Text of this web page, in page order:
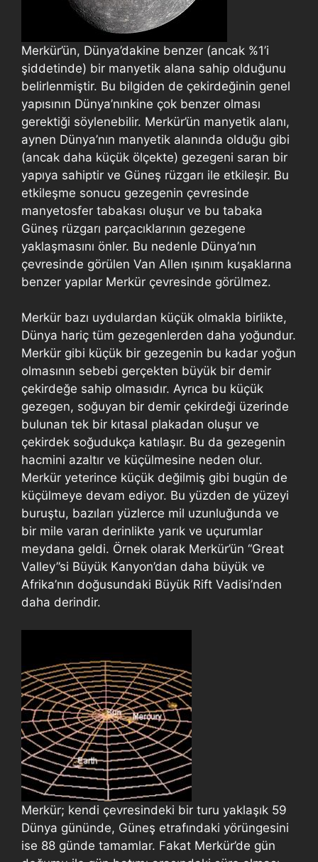
Merkür’ün, Dünya’dakine benzer (ancak %1’i
şiddetinde) bir manyetik alana sahip olduğunu
belirlenmiştir. Bu bilgiden de çekirdeğinin genel
yapısının Dünya’nınkine çok benzer olması
gerektiği söylenebilir. Merkür’ün manyetik alanı,
aynen Dünya’nın manyetik alanında olduğu gibi
(ancak daha küçük ölçekte) gezegeni saran bir
yapıya sahiptir ve Güneş rüzgarı ile etkileşir. Bu
etkileşme sonucu gezegenin çevresinde
manyetosfer tabakası oluşur ve bu tabaka
Güneş rüzgarı parçacıklarının gezegene
yaklaşmasını önler. Bu nedenle Dünya’nın
çevresinde görülen Van Allen ışınım kuşaklarına
benzer yapılar Merkür çevresinde görülmez.
Merkür bazı uydulardan küçük olmakla birlikte,
Dünya hariç tüm gezegenlerden daha yoğundur.
Merkür gibi küçük bir gezegenin bu kadar yoğun
olmasının sebebi gerçekten büyük bir demir
çekirdeğe sahip olmasıdır. Ayrıca bu küçük
gezegen, soğuyan bir demir çekirdeği üzerinde
bulunan tek bir kıtasal plakadan oluşur ve
çekirdek soğudukça katılaşır. Bu da gezegenin
hacmini azaltır ve küçülmesine neden olur.
Merkür yeterince küçük değilmiş gibi bugün de
küçülmeye devam ediyor. Bu yüzden de yüzeyi
buruştu, bazıları yüzlerce mil uzunluğunda ve
bir mile varan derinlikte yarık ve uçurumlar
meydana geldi. Örnek olarak Merkür’ün “Great
Valley”si Büyük Kanyon’dan daha büyük ve
Afrika’nın doğusundaki Büyük Rift Vadisi’nden
daha derindir.
Merkür; kendi çevresindeki bir turu yaklaşık 59
Dünya gününde, Güneş etrafındaki yörüngesini
ise 88 günde tamamlar. Fakat Merkür’de gün